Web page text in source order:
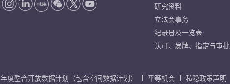
研究资料
立法会事务
纪录册及一览表
认可、发牌、指定与审批
年度整合开放数据计划（包含空间数据计划） 平等机会 私隐政策声明